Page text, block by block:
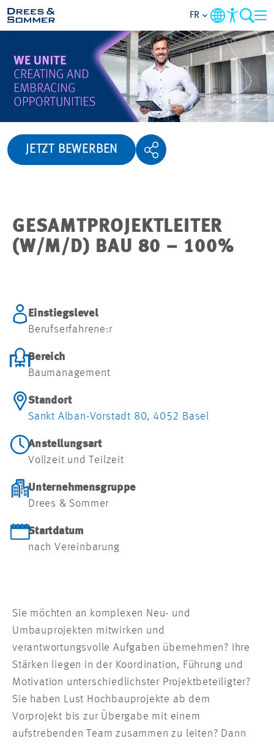
APERÇU
QUI NOUS SOMMES
ACTIVITÉS
POSTULER
FR
JETZT BEWERBEN
GESAMTPROJEKTLEITER
(W/M/D) BAU 80 – 100%
Einstiegslevel
Berufserfahrene:r
Bereich
Baumanagement
Standort
Sankt Alban-Vorstadt 80, 4052 Basel
Anstellungsart
Vollzeit und Teilzeit
Unternehmensgruppe
Drees & Sommer
Startdatum
nach Vereinbarung
Sie möchten an komplexen Neu- und
Umbauprojekten mitwirken und
verantwortungsvolle Aufgaben übernehmen? Ihre
Stärken liegen in der Koordination, Führung und
Motivation unterschiedlichster Projektbeteiligter?
Sie haben Lust Hochbauprojekte ab dem
Vorprojekt bis zur Übergabe mit einem
aufstrebenden Team zusammen zu leiten? Dann